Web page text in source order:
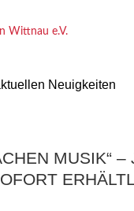
Neuigkeiten
MUSIK“ –